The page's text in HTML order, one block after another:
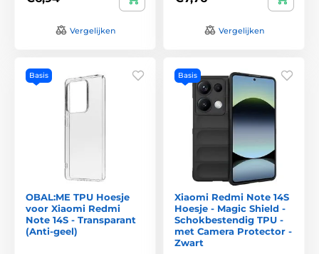
Vergelijken Vergelijken
Basis
OBAL:ME TPU Hoesje
voor Xiaomi Redmi
Note 14S - Transparant
(Anti-geel)
Basis
Xiaomi Redmi Note 14S
Hoesje - Magic Shield -
Schokbestendig TPU -
met Camera Protector -
Zwart